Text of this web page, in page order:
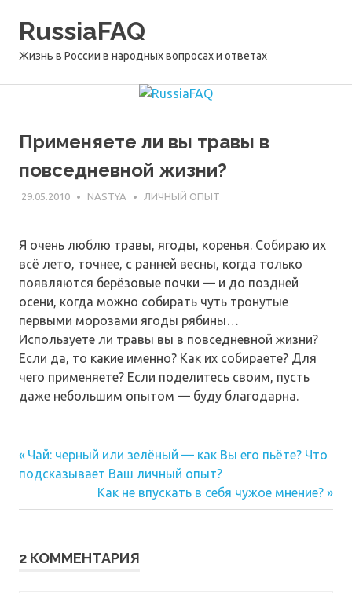
RussiaFAQ
Жизнь в России в народных вопросах и ответах
Применяете ли вы травы в
повседневной жизни?
29.05.2010 NASTYA ЛИЧНЫЙ ОПЫТ
Я очень люблю травы, ягоды, коренья. Собираю их
всё лето, точнее, с ранней весны, когда только
появляются берёзовые почки — и до поздней
осени, когда можно собирать чуть тронутые
первыми морозами ягоды рябины…
Используете ли травы вы в повседневной жизни?
Если да, то какие именно? Как их собираете? Для
чего применяете? Если поделитесь своим, пусть
даже небольшим опытом — буду благодарна.
Навигация
по
записям
Предыдущая
запись:
Чай: черный или зелёный — как Вы его пьёте? Что
подсказывает Ваш личный опыт?
Следующая
запись:
Как не впускать в себя чужое мнение?
2 КОММЕНТАРИЯ